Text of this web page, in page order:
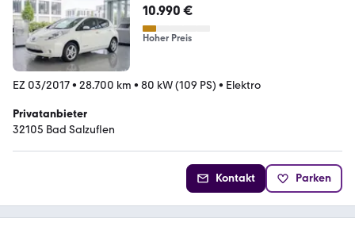
10.990 €
Hoher Preis
EZ 03/2017• 28.700 km • 80 kW (109 PS) • Elektro
Privatanbieter
32105 Bad Salzuflen
Kontakt Parken